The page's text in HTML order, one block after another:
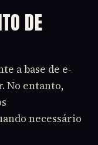
DE
a base de e-
No entanto,
necessário